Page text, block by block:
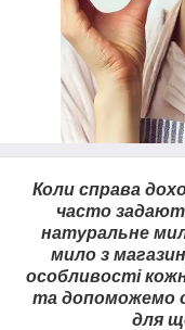
Коли справа
часто
натуральне
мило з
особливості
та допоможемо
для